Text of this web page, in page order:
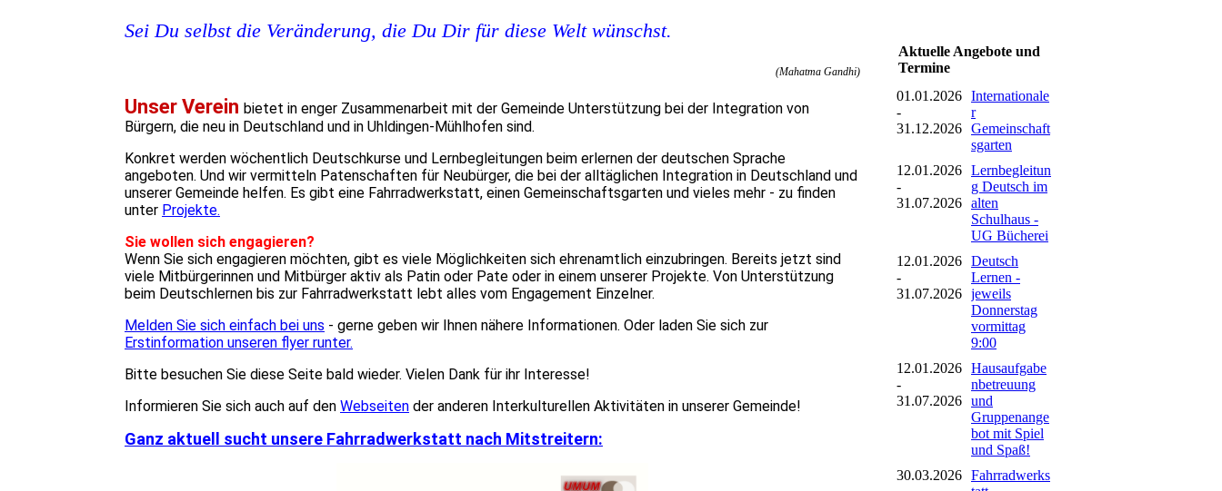
Sei Du selbst die Veränderung, die Du Dir für diese Welt wünschst.
(Mahatma Gandhi)
Unser Verein bietet in enger Zusammenarbeit mit der Gemeinde Unterstützung bei der Integration von
Bürgern, die neu in Deutschland und in Uhldingen-Mühlhofen sind.
Konkret werden wöchentlich Deutschkurse und Lernbegleitungen beim erlernen der deutschen Sprache
angeboten. Und wir vermitteln Patenschaften für Neubürger, die bei der alltäglichen Integration in Deutschland und
unserer Gemeinde helfen. Es gibt eine Fahrradwerkstatt, einen Gemeinschaftsgarten und vieles mehr - zu finden
unter Projekte.
Sie wollen sich engagieren?
Wenn Sie sich engagieren möchten, gibt es viele Möglichkeiten sich ehrenamtlich einzubringen. Bereits jetzt sind
viele Mitbürgerinnen und Mitbürger aktiv als Patin oder Pate oder in einem unserer Projekte. Von Unterstützung
beim Deutschlernen bis zur Fahrradwerkstatt lebt alles vom Engagement Einzelner.
Melden Sie sich einfach bei uns - gerne geben wir Ihnen nähere Informationen. Oder laden Sie sich zur
Erstinformation unseren flyer runter.
Bitte besuchen Sie diese Seite bald wieder. Vielen Dank für ihr Interesse!
Informieren Sie sich auch auf den Webseiten der anderen Interkulturellen Aktivitäten in unserer Gemeinde!
Ganz aktuell sucht unsere Fahrradwerkstatt nach Mitstreitern:
Aktuelle Angebote und
Termine
01.01.2026
-
31.12.2026
Internationale
r
Gemeinschaft
sgarten
12.01.2026
-
31.07.2026
Lernbegleitun
g Deutsch im
alten
Schulhaus -
UG Bücherei
12.01.2026
-
31.07.2026
Deutsch
Lernen -
jeweils
Donnerstag
vormittag
9:00
12.01.2026
-
31.07.2026
Hausaufgabe
nbetreuung
und
Gruppenange
bot mit Spiel
und Spaß!
30.03.2026 Fahrradwerks